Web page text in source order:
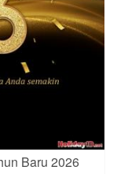
Baru 2026